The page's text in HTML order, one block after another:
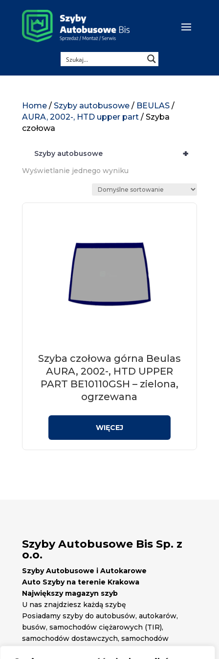
Home/ Szyby autobusowe/ BEULAS/
AURA, 2002-, HTD upper part/ Szyba
czołowa
+
Szyby autobusowe
Wyświetlanie jednego wyniku
Szyba czołowa górna Beulas
AURA, 2002-, HTD UPPER
PART BE10110GSH – zielona,
ogrzewana
Szyby Autobusowe Bis Sp. z
o.o.
Szyby Autobusowe i Autokarowe
Auto Szyby na terenie Krakowa
Największy magazyn szyb
U nas znajdziesz każdą szybę
Posiadamy szyby do autobusów, autokarów,
busów, samochodów ciężarowych (TIR),
samochodów dostawczych, samochodów